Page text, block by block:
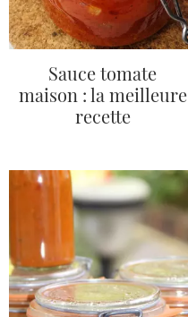
Sauce tomate
maison : la meilleure
recette